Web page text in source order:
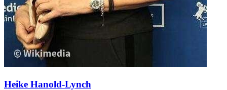
Heike Hanold-Lynch